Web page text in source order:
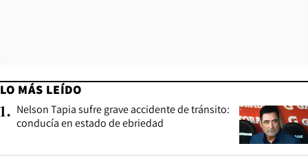
LO MÁS LEÍDO
1. Nelson Tapia sufre grave accidente de tránsito:
conducía en estado de ebriedad